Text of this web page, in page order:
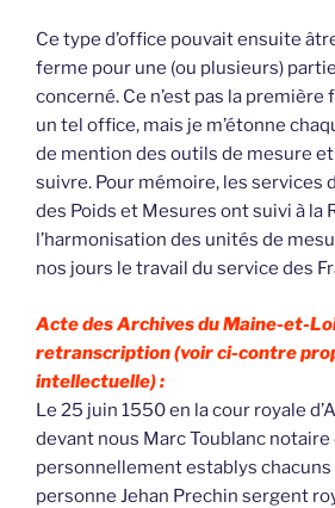
Ce type d’office pouvait ensuite
ferme pour une (ou plusieurs)
concerné. Ce n’est pas la première
un tel office, mais je m’étonne
de mention des outils de mesure
suivre. Pour mémoire, les services
des Poids et Mesures ont suivi à la
l’harmonisation des unités de
nos jours le travail du service des
Acte des Archives du Maine-et-
retranscription (voir ci-contre
intellectuelle) :
Le 25 juin 1550 en la cour royale
devant nous Marc Toublanc
personnellement establys
personne Jehan Prechin sergent